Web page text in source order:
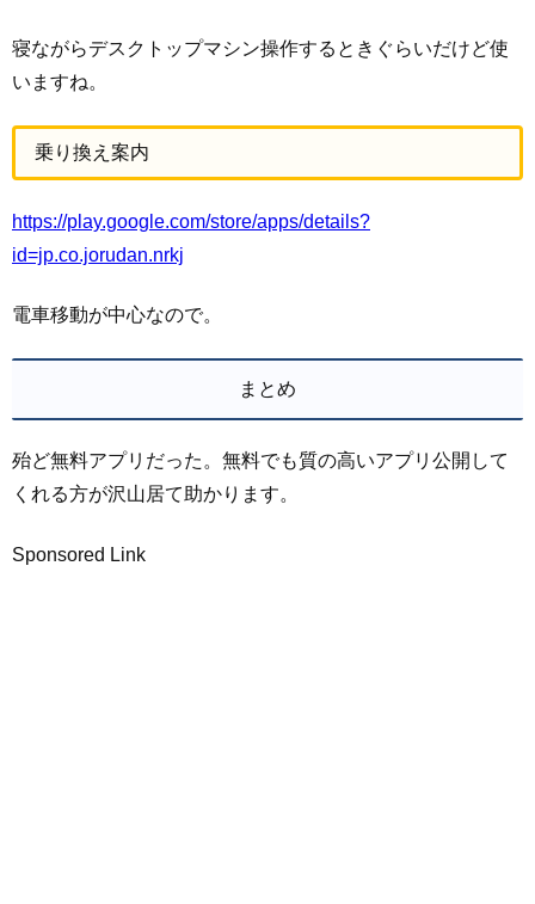
寝ながらデスクトップマシン操作するときぐらいだけど使
いますね。
乗り換え案内
https://play.google.com/store/apps/details?
id=jp.co.jorudan.nrkj
電車移動が中心なので。
まとめ
殆ど無料アプリだった。無料でも質の高いアプリ公開して
くれる方が沢山居て助かります。
Sponsored Link